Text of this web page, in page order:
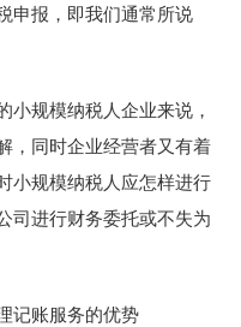
申报，即我们通常所说
规模纳税人企业来说，
，同时企业经营者又有着
小规模纳税人应怎样进行
司进行财务委托或不失为
账服务的优势